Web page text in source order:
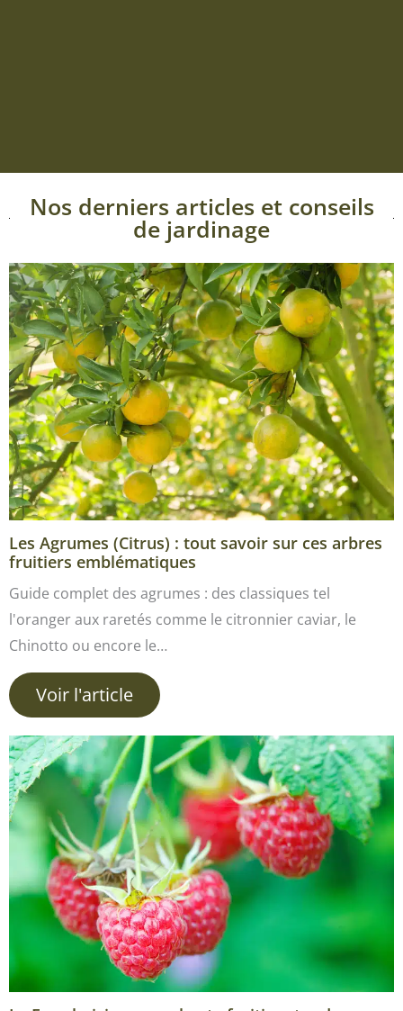
Nos derniers articles et conseils
de jardinage
Les Agrumes (Citrus) : tout savoir sur ces arbres
fruitiers emblématiques
Guide complet des agrumes : des classiques tel
l'oranger aux raretés comme le citronnier caviar, le
Chinotto ou encore le…
Voir l'article